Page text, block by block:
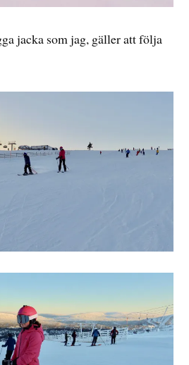
jacka som jag, gäller att följa